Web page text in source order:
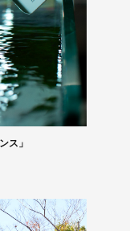
ス」